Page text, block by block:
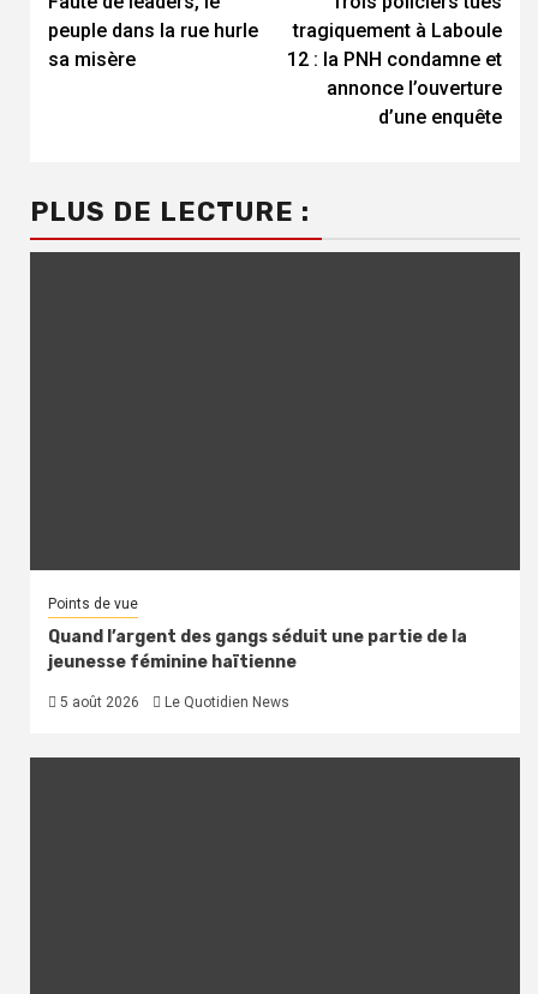
Reading
peuple dans la rue hurle
sa misère
tragiquement à Laboule
12 : la PNH condamne et
annonce l’ouverture
d’une enquête
PLUS DE LECTURE :
Points de vue
Quand l’argent des gangs séduit une partie de la
jeunesse féminine haïtienne
5 août 2026 Le Quotidien News